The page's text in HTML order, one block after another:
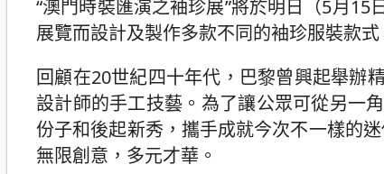
“澳門時裝匯演之袖珍展”將於明日（5月
展覽而設計及製作多款不同的袖珍服裝款
回顧在20世紀四十年代，巴黎曾興起舉辦
設計師的手工技藝。為了讓公眾可從另一
份子和後起新秀，攜手成就今次不一樣的
無限創意，多元才華。